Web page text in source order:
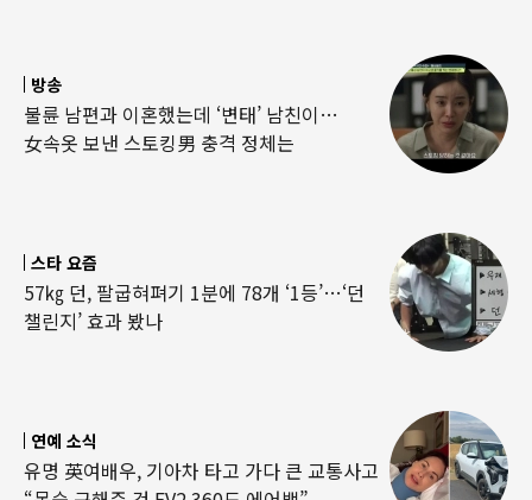
방송
불륜 남편과 이혼했는데 ‘변태’ 남친이…
女속옷 보낸 스토킹男 충격 정체는
스타 요즘
57㎏ 던, 팔굽혀펴기 1분에 78개 ‘1등’…‘던
챌린지’ 효과 봤나
연예 소식
유명 英여배우, 기아차 타고 가다 큰 교통사고